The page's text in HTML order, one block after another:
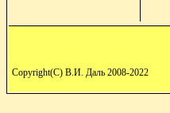
Copyright(C) В.И. Даль 2008-2022